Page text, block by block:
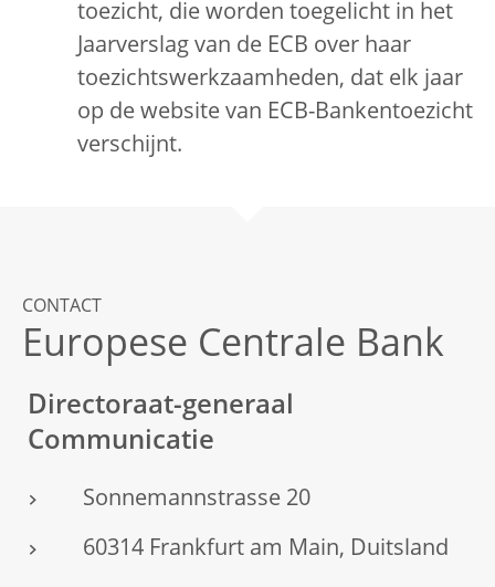
toezicht, die worden toegelicht in het
Jaarverslag van de ECB over haar
toezichtswerkzaamheden, dat elk jaar
op de website van ECB-Bankentoezicht
verschijnt.
CONTACT
Europese Centrale Bank
Directoraat-generaal
Communicatie
Sonnemannstrasse 20
60314 Frankfurt am Main, Duitsland